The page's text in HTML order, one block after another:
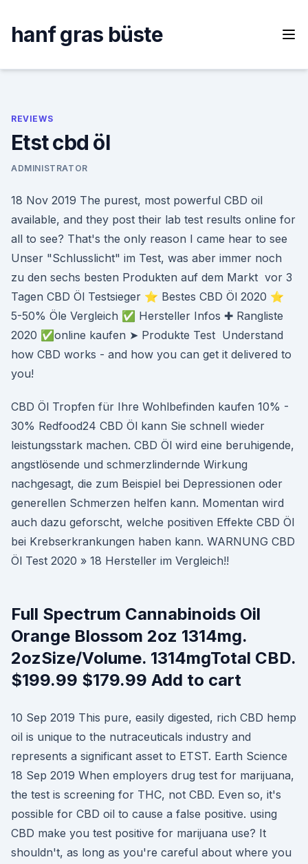
content
hanf gras büste
REVIEWS
Etst cbd öl
ADMINISTRATOR
18 Nov 2019 The purest, most powerful CBD oil
available, and they post their lab test results online for
all to see? That's the only reason I came hear to see
Unser "Schlusslicht" im Test, was aber immer noch
zu den sechs besten Produkten auf dem Markt vor 3
Tagen CBD Öl Testsieger ⭐ Bestes CBD Öl 2020 ⭐
5-50% Öle Vergleich ✅ Hersteller Infos ✚ Rangliste
2020 ✅online kaufen ➤ Produkte Test Understand
how CBD works - and how you can get it delivered to
you!
CBD Öl Tropfen für Ihre Wohlbefinden kaufen 10% -
30% Redfood24 CBD Öl kann Sie schnell wieder
leistungsstark machen. CBD Öl wird eine beruhigende,
angstlösende und schmerzlindernde Wirkung
nachgesagt, die zum Beispiel bei Depressionen oder
generellen Schmerzen helfen kann. Momentan wird
auch dazu geforscht, welche positiven Effekte CBD Öl
bei Krebserkrankungen haben kann. WARNUNG CBD
Öl Test 2020 » 18 Hersteller im Vergleich!!
Full Spectrum Cannabinoids Oil
Orange Blossom 2oz 1314mg.
2ozSize/Volume. 1314mgTotal CBD.
$199.99 $179.99 Add to cart
10 Sep 2019 This pure, easily digested, rich CBD hemp
oil is unique to the nutraceuticals industry and
represents a significant asset to ETST. Earth Science
18 Sep 2019 When employers drug test for marijuana,
the test is screening for THC, not CBD. Even so, it's
possible for CBD oil to cause a false positive. using
CBD make you test positive for marijuana use? It
shouldn't, as long as you're careful about where you